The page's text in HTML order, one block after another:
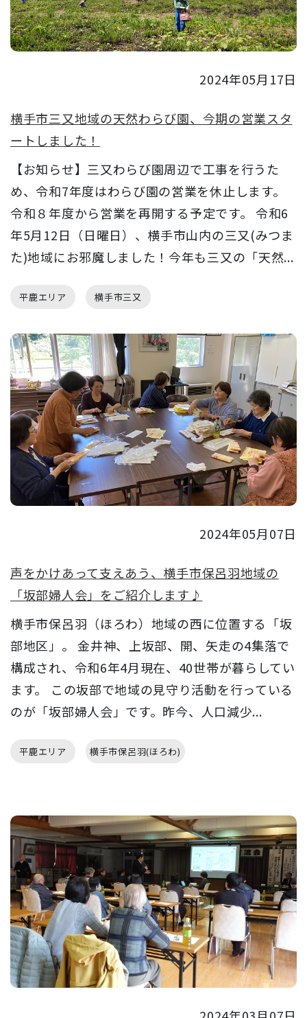
2024年05月17日
横手市三又地域の天然わらび園、今期の営業スタ
ートしました！
【お知らせ】三又わらび園周辺で工事を行うた
め、令和7年度はわらび園の営業を休止します。
令和８年度から営業を再開する予定です。 令和6
年5月12日（日曜日）、横手市山内の三又(みつま
た)地域にお邪魔しました！今年も三又の「天然...
平鹿エリア 横手市三又
2024年05月07日
声をかけあって支えあう、横手市保呂羽地域の
「坂部婦人会」をご紹介します♪
横手市保呂羽（ほろわ）地域の西に位置する「坂
部地区」。 金井神、上坂部、開、矢走の4集落で
構成され、令和6年4月現在、40世帯が暮らしてい
ます。 この坂部で地域の見守り活動を行っている
のが「坂部婦人会」です。昨今、人口減少...
平鹿エリア 横手市保呂羽(ほろわ)